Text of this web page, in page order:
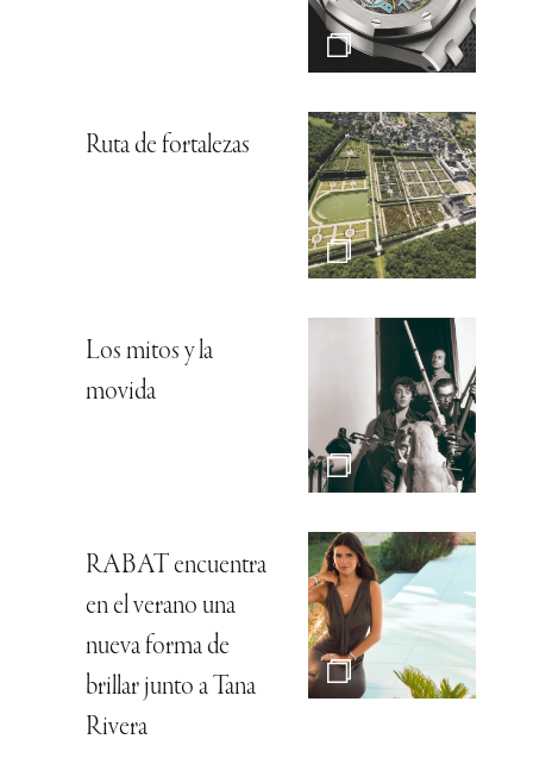
Ruta de fortalezas
Los mitos y la
movida
RABAT encuentra
en el verano una
nueva forma de
brillar junto a Tana
Rivera